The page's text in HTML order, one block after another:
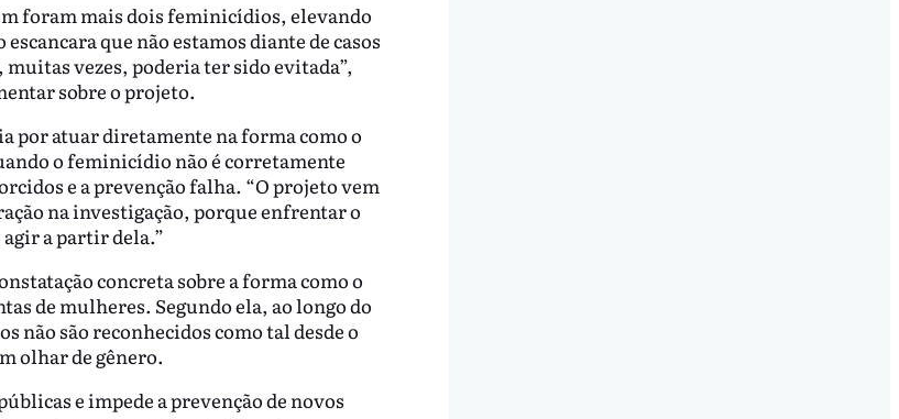
foram mais dois feminicídios, elevando
que não estamos diante de casos
muitas vezes, poderia ter sido evitada”,
sobre o projeto.
por atuar diretamente na forma como o
o feminicídio não é corretamente
e a prevenção falha. “O projeto vem
na investigação, porque enfrentar o
a partir dela.”
concreta sobre a forma como o
de mulheres. Segundo ela, ao longo do
são reconhecidos como tal desde o
olhar de gênero.
e impede a prevenção de novos